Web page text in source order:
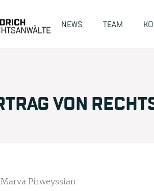
NEWS TEAM
VON
Pirweyssian